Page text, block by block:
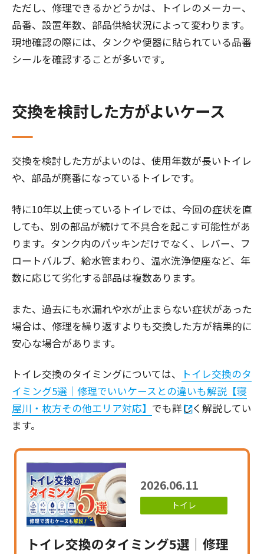
ただし、修理できるかどうかは、トイレのメーカー、
品番、設置年数、部品供給状況によって変わります。
現地確認の際には、タンクや便器に貼られている品番
シールを確認することが多いです。
交換を検討した方がよいケース
交換を検討した方がよいのは、使用年数が長いトイレ
や、部品が廃番になっているトイレです。
特に10年以上使っているトイレでは、今回の症状を直
しても、別の部品が続けて不具合を起こす可能性があ
ります。タンク内のパッキンだけでなく、レバー、フ
ロートバルブ、給水管まわり、温水洗浄便座など、年
数に応じて劣化する部品は複数あります。
また、過去にも水漏れや水が止まらない症状があった
場合は、修理を繰り返すよりも交換した方が結果的に
安心な場合があります。
トイレ交換のタイミングについては、
トイレ交換のタ
イミング5選｜修理でいいケースとの違いも解説【寝
屋川・枚方その他エリア対応】 でも詳しく解説してい
ます。
2026.06.11
トイレ
トイレ交換のタイミング5選｜修理